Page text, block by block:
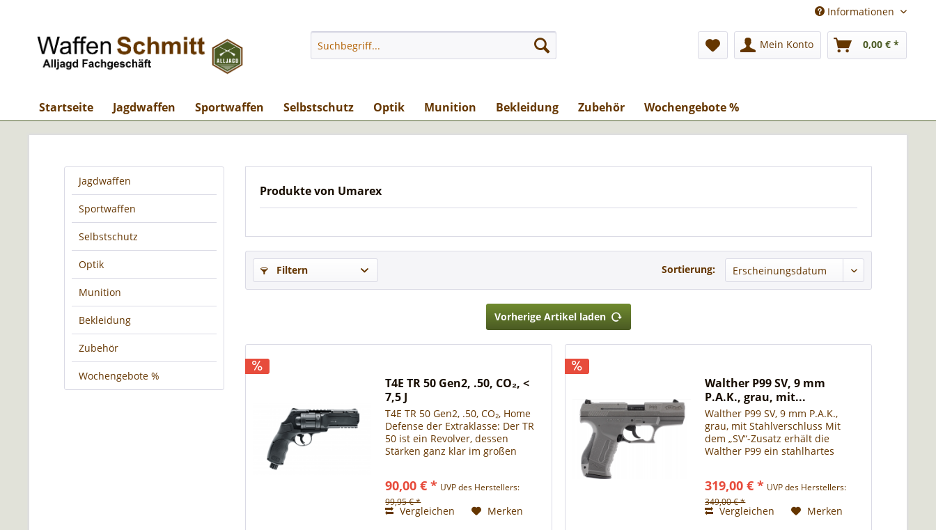
Informationen
Mein Konto 0,00 € *
Startseite Jagdwaffen Sportwaffen Selbstschutz Optik Munition Bekleidung Zubehör Wochengebote %
Jagdwaffen
Sportwaffen
Selbstschutz
Optik
Munition
Bekleidung
Zubehör
Wochengebote %
Produkte von Umarex
Filtern Sortierung:
Vorherige Artikel laden
T4E TR 50 Gen2, .50, CO₂, <
7,5 J
T4E TR 50 Gen2, .50, CO₂, Home
Defense der Extraklasse: Der TR
50 ist ein Revolver, dessen
Stärken ganz klar im großen
liegen. Gleich sechs Kugeln im
Kaliber .50 lädst du...
90,00 € * UVP des Herstellers:
99,95 € *
Vergleichen Merken
Walther P99 SV, 9 mm
P.A.K., grau, mit...
Walther P99 SV, 9 mm P.A.K.,
grau, mit Stahlverschluss Mit
dem „SV“-Zusatz erhält die
Walther P99 ein stahlhartes
Schreckschusspistole mit dem
CNC-gefrästen und Cerakote-
beschichteten...
319,00 € * UVP des Herstellers:
349,00 € *
Vergleichen Merken